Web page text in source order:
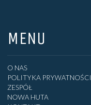
MENU
O NAS
POLITYKA PRYWATNOŚCI
ZESPÓŁ
NOWA HUTA